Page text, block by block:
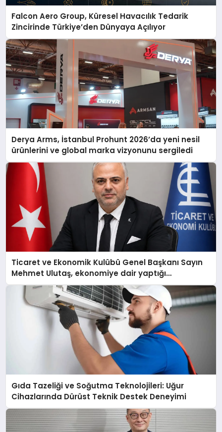
Falcon Aero Group, Küresel Havacılık Tedarik
Zincirinde Türkiye’den Dünyaya Açılıyor
Derya Arms, İstanbul Prohunt 2026’da yeni nesil
ürünlerini ve global marka vizyonunu sergiledi
Ticaret ve Ekonomik Kulübü Genel Başkanı Sayın
Mehmet Ulutaş, ekonomiye dair yaptığı
açıklamada şunları kaydetti:
Gıda Tazeliği ve Soğutma Teknolojileri: Uğur
Cihazlarında Dürüst Teknik Destek Deneyimi